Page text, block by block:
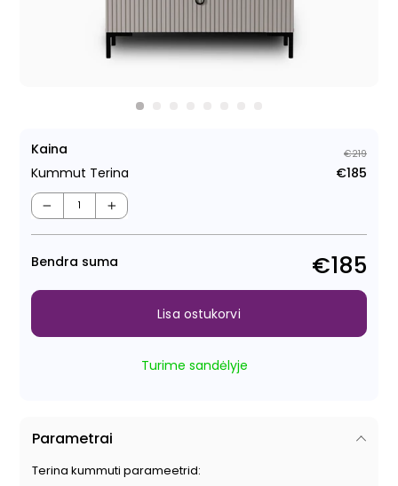
Kaina
Kummut Terina
€219
€185
− +
Bendra suma €185
Turime sandėlyje
Lisa ostukorvi
Parametrai
Terina kummuti parameetrid: